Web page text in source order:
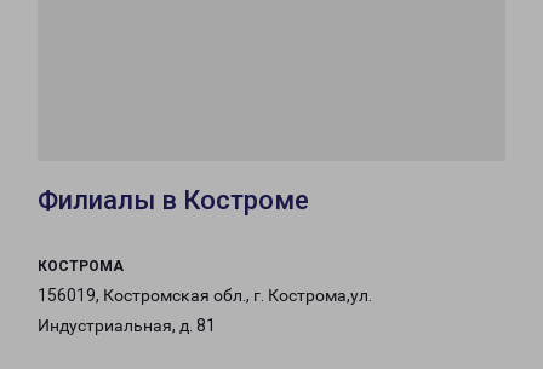
Филиалы в Костроме
КОСТРОМА
156019, Костромская обл., г. Кострома,ул.
Индустриальная, д. 81